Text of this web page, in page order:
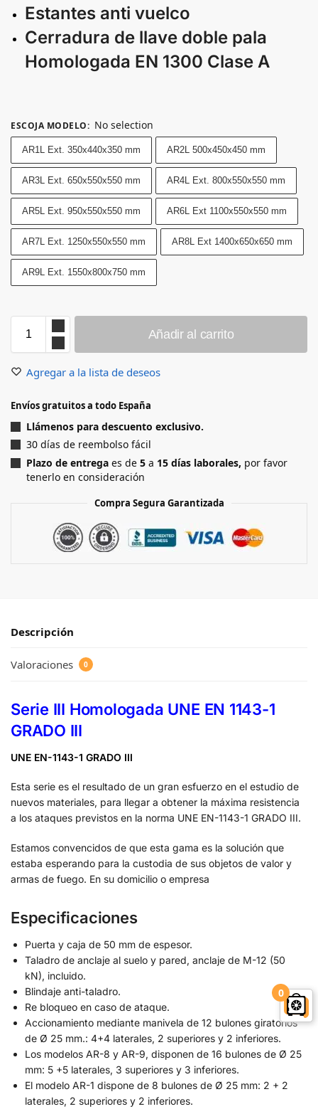
Estantes anti vuelco
Cerradura de llave doble pala
Homologada EN 1300 Clase A
ESCOJA MODELO: No selection
AR1L Ext. 350x440x350 mm AR2L 500x450x450 mm
AR3L Ext. 650x550x550 mm AR4L Ext. 800x550x550 mm
AR5L Ext. 950x550x550 mm AR6L Ext 1100x550x550 mm
AR7L Ext. 1250x550x550 mm AR8L Ext 1400x650x650 mm
AR9L Ext. 1550x800x750 mm
Añadir al carrito
Agregar a la lista de deseos
Envíos gratuitos a todo España
Llámenos para descuento exclusivo.
30 días de reembolso fácil
Plazo de entrega es de 5 a 15 días laborales, por favor
tenerlo en consideración
Compra Segura Garantizada
Descripción
Valoraciones 0
Serie III Homologada UNE EN 1143-1
GRADO III
UNE EN-1143-1 GRADO III
Esta serie es el resultado de un gran esfuerzo en el estudio de
nuevos materiales, para llegar a obtener la máxima resistencia
a los ataques previstos en la norma UNE EN-1143-1 GRADO III.
Estamos convencidos de que esta gama es la solución que
estaba esperando para la custodia de sus objetos de valor y
armas de fuego. En su domicilio o empresa
Especificaciones
Puerta y caja de 50 mm de espesor.
Taladro de anclaje al suelo y pared, anclaje de M-12 (50
kN), incluido.
Blindaje anti-taladro.
Re bloqueo en caso de ataque.
Accionamiento mediante manivela de 12 bulones giratorios
de Ø 25 mm.: 4+4 laterales, 2 superiores y 2 inferiores.
Los modelos AR-8 y AR-9, disponen de 16 bulones de Ø 25
mm: 5 +5 laterales, 3 superiores y 3 inferiores.
El modelo AR-1 dispone de 8 bulones de Ø 25 mm: 2 + 2
laterales, 2 superiores y 2 inferiores.
0